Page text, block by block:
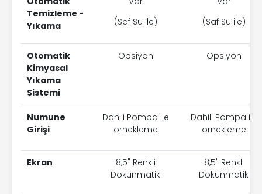
Temizleme -
Yıkama
(Saf Su ile)
(Saf Su ile)
Otomatik
Kimyasal
Yıkama
Sistemi
Opsiyon Opsiyon
Numune
Girişi
Dahili Pompa ile
örnekleme
Dahili Pompa ile
örnekleme
Ekran
8,5" Renkli
Dokunmatik
8,5" Renkli
Dokunmatik